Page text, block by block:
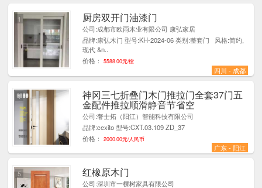
厨房双开门油漆门
公司:成都市欧雨木业有限公司 康弘家居
品牌:康弘木门 型号:KH-2024-06 类别:整套门 风格:简约,
现代 &n..
价格：
5588.00元/樘
四川 - 成都
1
神冈三七折叠门木门推拉门全套37门五
金配件推拉顺滑静音节省空
公司:奢士拓（阳江）智能科技有限公司
品牌:cexito 型号:CXT.03.109 ZD_37
价格：
2000.00元/人民币
广东 - 阳江
1
红橡原木门
公司:深圳市一棵树家具有限公司
5